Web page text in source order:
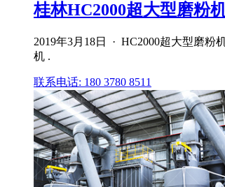
桂林HC2000超大型磨粉
2019年3月18日 · HC2000超大型磨
机 .
联系电话: 180 3780 8511